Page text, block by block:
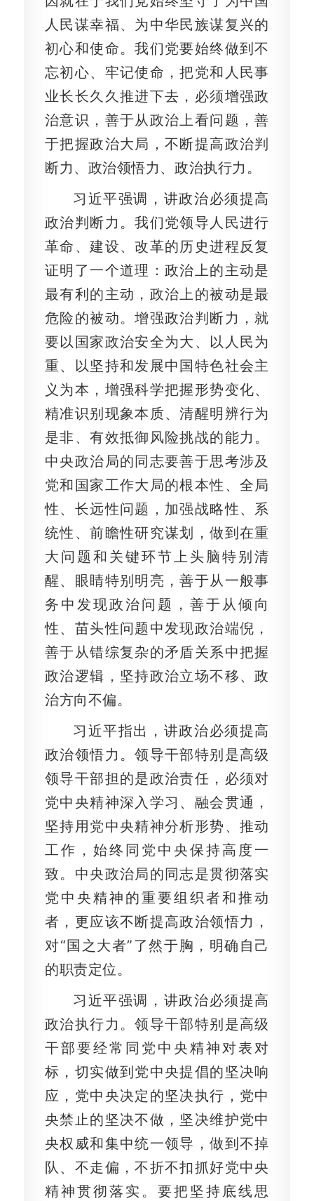
人民谋幸福、为中华民族谋复兴的
初心和使命。我们党要始终做到不
忘初心、牢记使命，把党和人民事
业长长久久推进下去，必须增强政
治意识，善于从政治上看问题，善
于把握政治大局，不断提高政治判
断力、政治领悟力、政治执行力。
习近平强调，讲政治必须提高
政治判断力。我们党领导人民进行
革命、建设、改革的历史进程反复
证明了一个道理：政治上的主动是
最有利的主动，政治上的被动是最
危险的被动。增强政治判断力，就
要以国家政治安全为大、以人民为
重、以坚持和发展中国特色社会主
义为本，增强科学把握形势变化、
精准识别现象本质、清醒明辨行为
是非、有效抵御风险挑战的能力。
中央政治局的同志要善于思考涉及
党和国家工作大局的根本性、全局
性、长远性问题，加强战略性、系
统性、前瞻性研究谋划，做到在重
大问题和关键环节上头脑特别清
醒、眼睛特别明亮，善于从一般事
务中发现政治问题，善于从倾向
性、苗头性问题中发现政治端倪，
善于从错综复杂的矛盾关系中把握
政治逻辑，坚持政治立场不移、政
治方向不偏。
习近平指出，讲政治必须提高
政治领悟力。领导干部特别是高级
领导干部担的是政治责任，必须对
党中央精神深入学习、融会贯通，
坚持用党中央精神分析形势、推动
工作，始终同党中央保持高度一
致。中央政治局的同志是贯彻落实
党中央精神的重要组织者和推动
者，更应该不断提高政治领悟力，
对“国之大者”了然于胸，明确自己
的职责定位。
习近平强调，讲政治必须提高
政治执行力。领导干部特别是高级
干部要经常同党中央精神对表对
标，切实做到党中央提倡的坚决响
应，党中央决定的坚决执行，党中
央禁止的坚决不做，坚决维护党中
央权威和集中统一领导，做到不掉
队、不走偏，不折不扣抓好党中央
精神贯彻落实。要把坚持底线思